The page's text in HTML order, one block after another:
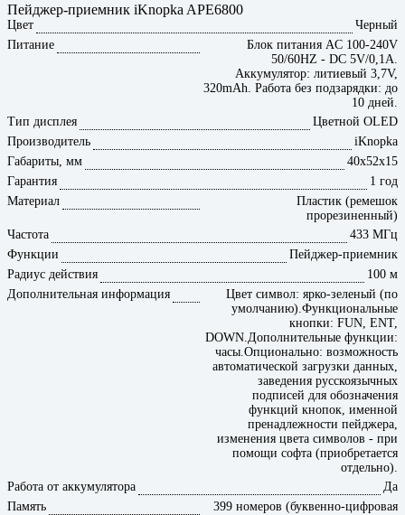
Пейджер-приемник iKnopka APE6800
Цвет
Черный
Питание
Блок питания AC 100-240V
50/60HZ - DC 5V/0,1A.
Аккумулятор: литиевый 3,7V,
320mAh. Работа без подзарядки: до
10 дней.
Тип дисплея
Цветной OLED
Производитель
iKnopka
Габариты, мм
40х52х15
Гарантия
1 год
Материал
Пластик (ремешок
прорезиненный)
Частота
433 МГц
Функции
Пейджер-приемник
Радиус действия
100 м
Дополнительная информация
Цвет символ: ярко-зеленый (по
умолчанию).Функциональные
кнопки: FUN, ENT,
DOWN.Дополнительные функции:
часы.Опционально: возможность
автоматической загрузки данных,
заведения русскоязычных
подписей для обозначения
функций кнопок, именной
пренадлежности пейджера,
изменения цвета символов - при
помощи софта (приобретается
отдельно).
Работа от аккумулятора
Да
Память
399 номеров (буквенно-цифровая